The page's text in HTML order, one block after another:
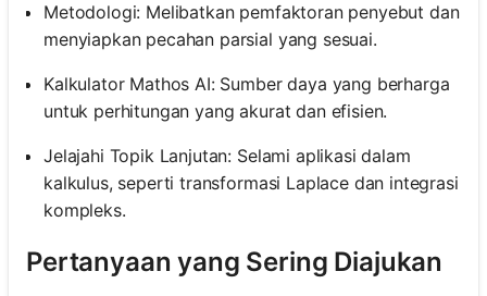
Metodologi: Melibatkan pemfaktoran penyebut dan
menyiapkan pecahan parsial yang sesuai.
Kalkulator Mathos AI: Sumber daya yang berharga
untuk perhitungan yang akurat dan efisien.
Jelajahi Topik Lanjutan: Selami aplikasi dalam
kalkulus, seperti transformasi Laplace dan integrasi
kompleks.
Pertanyaan yang Sering Diajukan